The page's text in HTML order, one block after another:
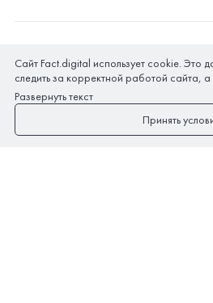
©2026«Факт» — создание и
мобильных приложений. Все права
Аккредитация ИТ-компании
Сайт Fact.digital использует cookie. Это
следить за корректной работой сайта, а
Развернуть текст
Принять